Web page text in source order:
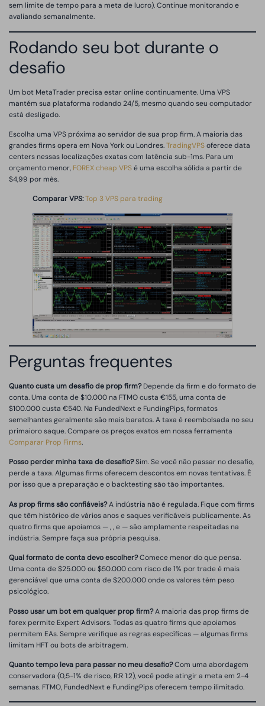
sem limite de tempo para a meta de lucro). Continue monitorando e
avaliando semanalmente.
Rodando seu bot durante o
desafio
Um bot MetaTrader precisa estar online continuamente. Uma VPS
mantém sua plataforma rodando 24/5, mesmo quando seu computador
está desligado.
Escolha uma VPS próxima ao servidor de sua prop firm. A maioria das
grandes firms opera em Nova York ou Londres.TradingVPSoferece data
centers nessas localizações exatas com latência sub-1ms. Para um
orçamento menor, FOREX cheap VPSé uma escolha sólida a partir de
$4,99 por mês.
Comparar VPS:Top 3 VPS para trading
Perguntas frequentes
Quanto custa um desafio de prop firm?Depende da firm e do formato de
conta. Uma conta de $10.000 na FTMO custa €155, uma conta de
$100.000 custa €540. Na FundedNext e FundingPips, formatos
semelhantes geralmente são mais baratos. A taxa é reembolsada no seu
primaioro saque. Compare os preços exatos em nossa ferramenta
Comparar Prop Firms.
Posso perder minha taxa de desafio?Sim. Se você não passar no desafio,
perde a taxa. Algumas firms oferecem descontos em novas tentativas. É
por isso que a preparação e o backtesting são tão importantes.
As prop firms são confiáveis?A indústria não é regulada. Fique com firms
que têm histórico de vários anos e saques verificáveis publicamente. As
quatro firms que apoiamos — , , e — são amplamente respeitadas na
indústria. Sempre faça sua própria pesquisa.
Qual formato de conta devo escolher?Comece menor do que pensa.
Uma conta de $25.000 ou $50.000 com risco de 1% por trade é mais
gerenciável que uma conta de $200.000 onde os valores têm peso
psicológico.
Posso usar um bot em qualquer prop firm?A maioria das prop firms de
forex permite Expert Advisors. Todas as quatro firms que apoiamos
permitem EAs. Sempre verifique as regras específicas — algumas firms
limitam HFT ou bots de arbitragem.
Quanto tempo leva para passar no meu desafio?Com uma abordagem
conservadora (0,5-1% de risco, R:R 1:2), você pode atingir a meta em 2-4
semanas. FTMO, FundedNext e FundingPips oferecem tempo ilimitado.